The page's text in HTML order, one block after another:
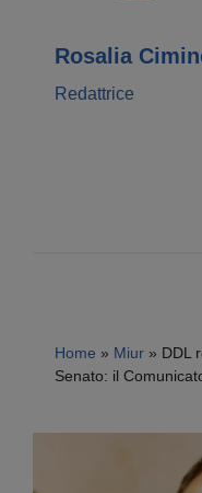
Rosalia
Redattrice
Home » Miur » DDL
Senato: il